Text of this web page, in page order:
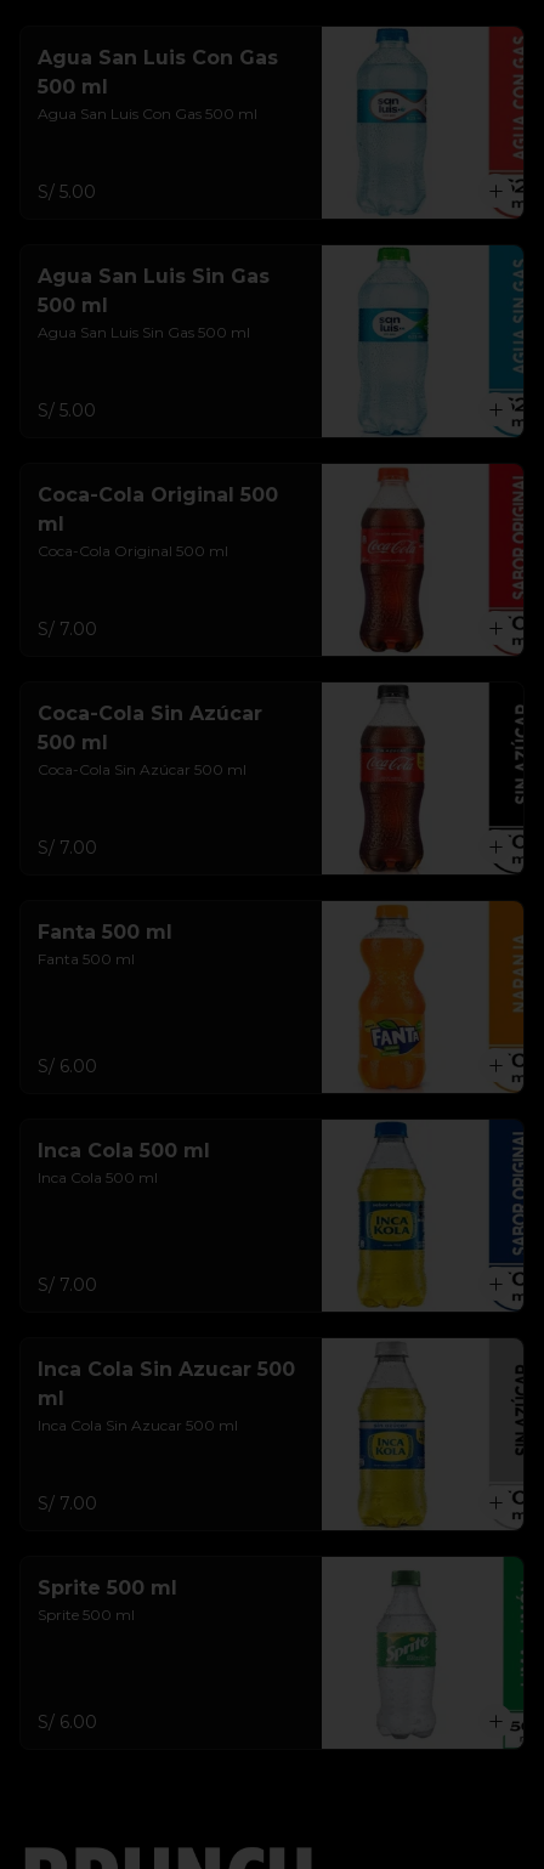
Agua San Luis Con Gas
500 ml
Agua San Luis Con Gas 500 ml
S/ 5.00
Agua San Luis Sin Gas
500 ml
Agua San Luis Sin Gas 500 ml
S/ 5.00
Coca-Cola Original 500
ml
Coca-Cola Original 500 ml
S/ 7.00
Coca-Cola Sin Azúcar
500 ml
Coca-Cola Sin Azúcar 500 ml
S/ 7.00
Fanta 500 ml
Fanta 500 ml
S/ 6.00
Inca Cola 500 ml
Inca Cola 500 ml
S/ 7.00
Inca Cola Sin Azucar 500
ml
Inca Cola Sin Azucar 500 ml
S/ 7.00
Sprite 500 ml
Sprite 500 ml
S/ 6.00